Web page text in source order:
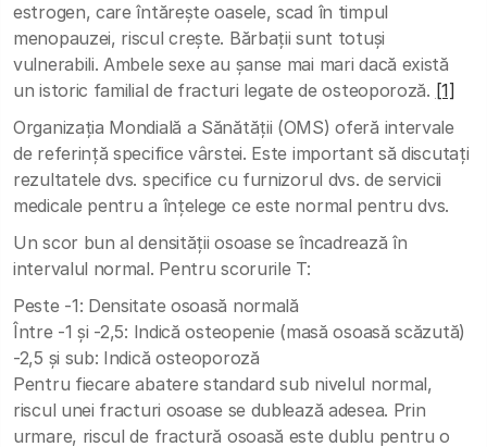
estrogen, care întărește oasele, scad în timpul
menopauzei, riscul crește. Bărbații sunt totuși
vulnerabili. Ambele sexe au șanse mai mari dacă există
un istoric familial de fracturi legate de osteoporoză. [1]
Organizația Mondială a Sănătății (OMS) oferă intervale
de referință specifice vârstei. Este important să discutați
rezultatele dvs. specifice cu furnizorul dvs. de servicii
medicale pentru a înțelege ce este normal pentru dvs.
Un scor bun al densității osoase se încadrează în
intervalul normal. Pentru scorurile T:
Peste -1: Densitate osoasă normală
Între -1 și -2,5: Indică osteopenie (masă osoasă scăzută)
-2,5 și sub: Indică osteoporoză
Pentru fiecare abatere standard sub nivelul normal,
riscul unei fracturi osoase se dublează adesea. Prin
urmare, riscul de fractură osoasă este dublu pentru o